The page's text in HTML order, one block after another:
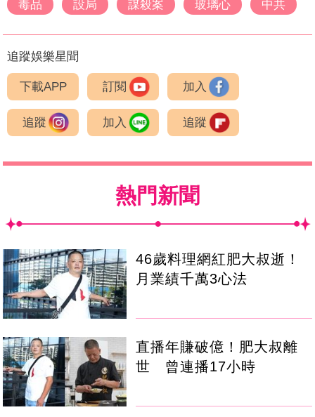
毒品 設局 謀殺案 玻璃心 中共
追蹤娛樂星聞
下載APP 訂閱 加入
追蹤 加入 追蹤
熱門新聞
46歲料理網紅肥大叔逝！
月業績千萬3心法
直播年賺破億！肥大叔離
世 曾連播17小時